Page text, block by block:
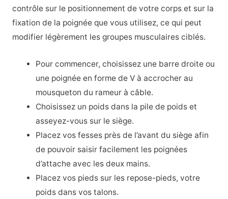
contrôle sur le positionnement de votre corps et sur la
fixation de la poignée que vous utilisez, ce qui peut
modifier légèrement les groupes musculaires ciblés.
Pour commencer, choisissez une barre droite ou
une poignée en forme de V à accrocher au
mousqueton du rameur à câble.
Choisissez un poids dans la pile de poids et
asseyez-vous sur le siège.
Placez vos fesses près de l’avant du siège afin
de pouvoir saisir facilement les poignées
d’attache avec les deux mains.
Placez vos pieds sur les repose-pieds, votre
poids dans vos talons.